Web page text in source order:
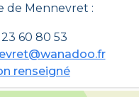
de Mennevret :
60 80 53
renseigné